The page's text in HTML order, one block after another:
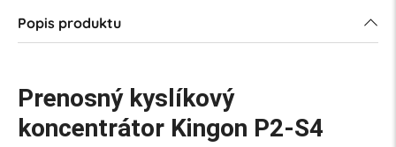
Popis produktu
Prenosný kyslíkový
koncentrátor Kingon P2-S4